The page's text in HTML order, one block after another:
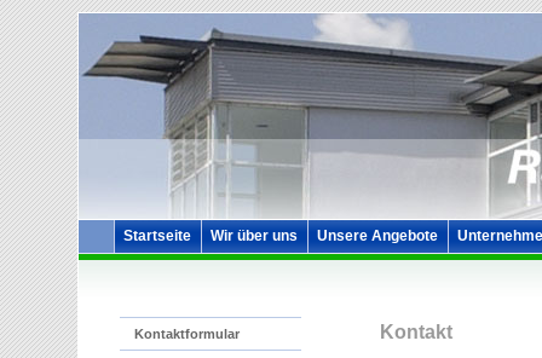
Startseite Wir über uns Unsere Angebote
Kontaktformular Kontakt